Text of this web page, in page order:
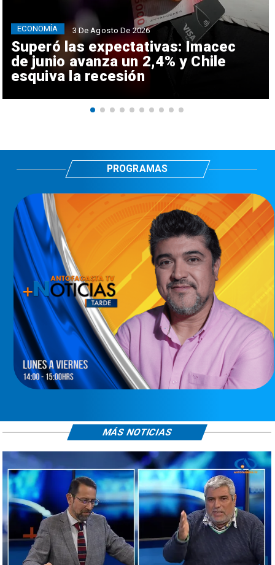
Superó las expectativas: Imacec
de junio avanza un 2,4% y Chile
esquiva la recesión
ECONOMÍA 3 De Agosto De 2026
PROGRAMAS
MÁS NOTICIAS